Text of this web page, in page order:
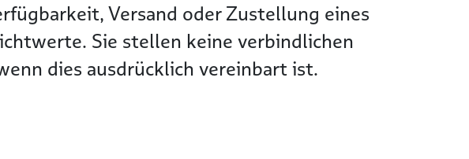
Versand oder Zustellung eines
Sie stellen keine verbindlichen
dies ausdrücklich vereinbart ist.